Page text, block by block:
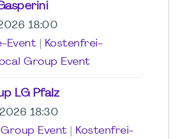
18:00
Event
Kostenfrei-
Group Event
LG Pfalz
18:30
Event
Kostenfrei-